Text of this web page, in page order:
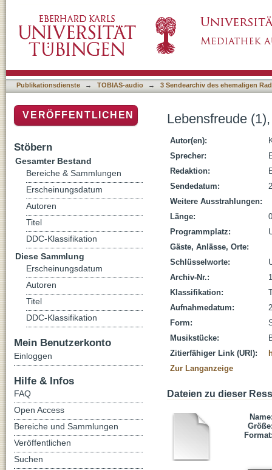
Publikationsdienste → TOBIAS-audio → 3 Sendearchiv des ehemaligen
Lebensfreude
Autor(en):
Sprecher:
Redaktion:
Sendedatum:
Weitere Ausstrahlungen:
Länge:
Programmplatz:
Gäste, Anlässe, Orte:
Schlüsselworte:
Archiv-Nr.:
Klassifikation:
Aufnahmedatum:
Form:
Musikstücke:
Zitierfähiger Link (URI):
Zur Langanzeige
Dateien zu dieser
VERÖFFENTLICHEN
Stöbern
Gesamter Bestand
Bereiche & Sammlungen
Erscheinungsdatum
Autoren
Titel
DDC-Klassifikation
Diese Sammlung
Erscheinungsdatum
Autoren
Titel
DDC-Klassifikation
Mein Benutzerkonto
Einloggen
Hilfe & Infos
FAQ
Open Access
Bereiche und Sammlungen
Veröffentlichen
Suchen